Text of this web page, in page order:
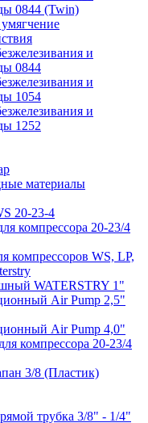
0844 (Twin)
и
0844
и
1054
и
1252
материалы
20-23-4
компрессора 20-23/4
компрессоров WS, LP,
WATERSTRY 1"
Air Pump 2,5"
Air Pump 4,0"
компрессора 20-23/4
3/8 (Пластик)
трубка 3/8" - 1/4"